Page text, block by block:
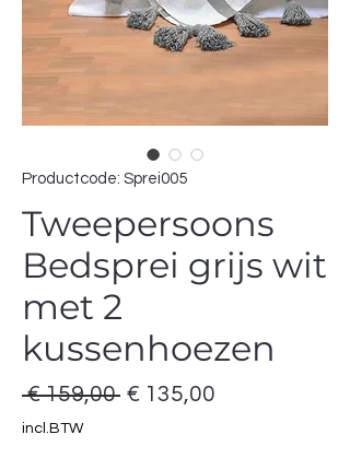
Productcode: Sprei005
Tweepersoons
Bedsprei grijs wit
met 2
kussenhoezen
€ 159,00 Normale
€ 135,00
incl.BTW